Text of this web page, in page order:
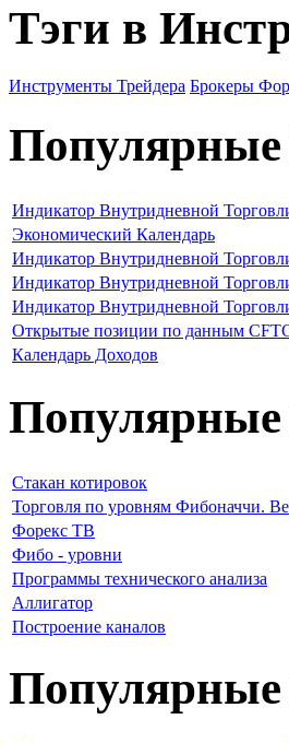
Тэги в
Инструменты Трейдера Брокеры
Индикатор Внутридневной
Экономический Календарь
Индикатор Внутридневной
Индикатор Внутридневной
Индикатор Внутридневной
Открытые позиции по данным
Календарь Доходов
Стакан котировок
Торговля по уровням Фибоначчи.
Форекс ТВ
Фибо - уровни
Программы технического анализа
Аллигатор
Построение каналов